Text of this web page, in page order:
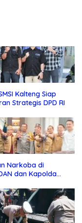
Kalteng Siap
Strategis DPD RI
Narkoba di
dan Kapolda